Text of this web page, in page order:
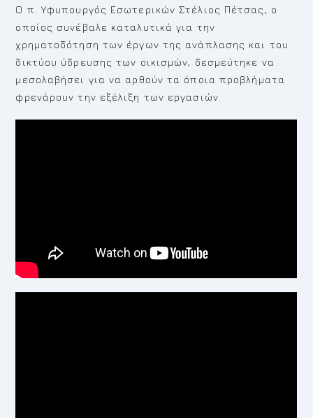
Ο π. Υφυπουργός Εσωτερικών Στέλιος Πέτσας, ο
οποίος συνέβαλε καταλυτικά για την
χρηματοδότηση των έργων της ανάπλασης και του
δικτύου ύδρευσης των οικισμών, δεσμεύτηκε να
μεσολαβήσει για να αρθούν τα όποια προβλήματα
φρενάρουν την εξέλιξη των εργασιών.